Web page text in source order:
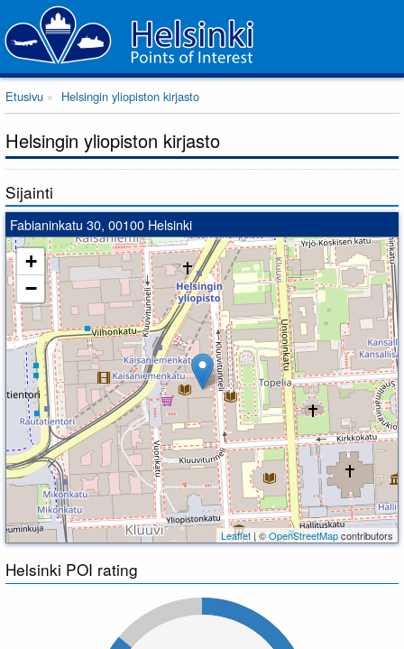
Etusivu Helsingin yliopiston kirjasto
Helsingin yliopiston kirjasto
Sijainti
Fabianinkatu 30, 00100 Helsinki
+
−
Leaflet | ©OpenStreetMapcontributors
Helsinki POI rating